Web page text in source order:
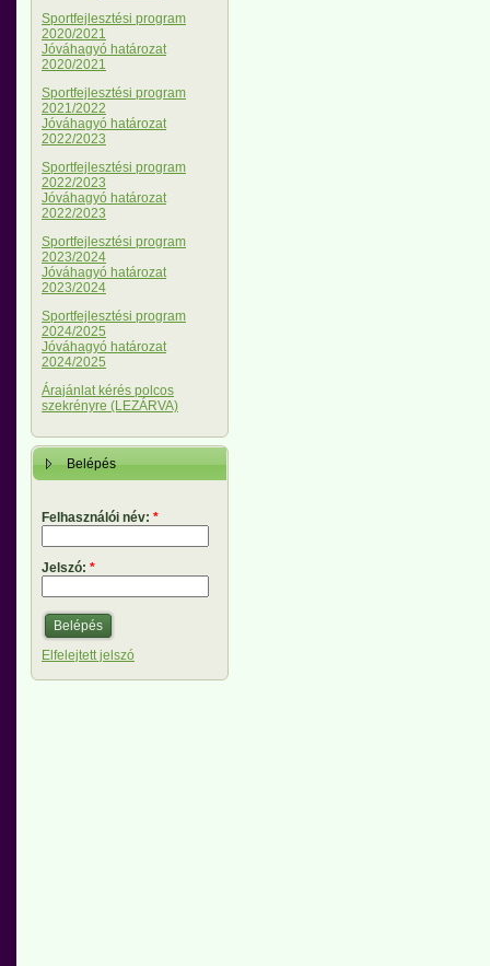
Sportfejlesztési program
2020/2021
Jóváhagyó határozat
2020/2021
Sportfejlesztési program
2021/2022
Jóváhagyó határozat
2022/2023
Sportfejlesztési program
2022/2023
Jóváhagyó határozat
2022/2023
Sportfejlesztési program
2023/2024
Jóváhagyó határozat
2023/2024
Sportfejlesztési program
2024/2025
Jóváhagyó határozat
2024/2025
Árajánlat kérés polcos
szekrényre (LEZÁRVA)
Belépés
Felhasználói név: *
Jelszó: *
Elfelejtett jelszó